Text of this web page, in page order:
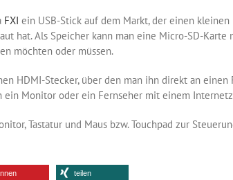
FXI ein USB-Stick auf dem Markt, der einen
hat. Als Speicher kann man eine Micro-SD-Karte
möchten oder müssen.
HDMI-Stecker, über den man ihn direkt an
Monitor oder ein Fernseher mit einem
Tastatur und Maus bzw. Touchpad zur
teilen